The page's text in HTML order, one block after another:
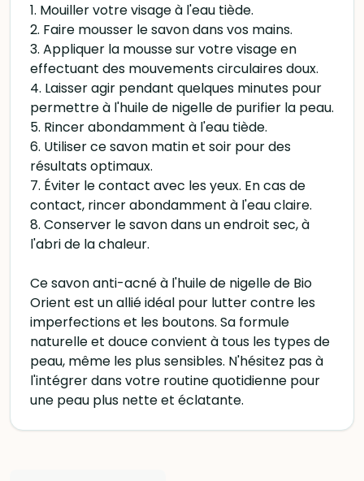
1. Mouiller votre visage à l'eau tiède.
2. Faire mousser le savon dans vos mains.
3. Appliquer la mousse sur votre visage en
effectuant des mouvements circulaires doux.
4. Laisser agir pendant quelques minutes pour
permettre à l'huile de nigelle de purifier la peau.
5. Rincer abondamment à l'eau tiède.
6. Utiliser ce savon matin et soir pour des
résultats optimaux.
7. Éviter le contact avec les yeux. En cas de
contact, rincer abondamment à l'eau claire.
8. Conserver le savon dans un endroit sec, à
l'abri de la chaleur.
Ce savon anti-acné à l'huile de nigelle de Bio
Orient est un allié idéal pour lutter contre les
imperfections et les boutons. Sa formule
naturelle et douce convient à tous les types de
peau, même les plus sensibles. N'hésitez pas à
l'intégrer dans votre routine quotidienne pour
une peau plus nette et éclatante.